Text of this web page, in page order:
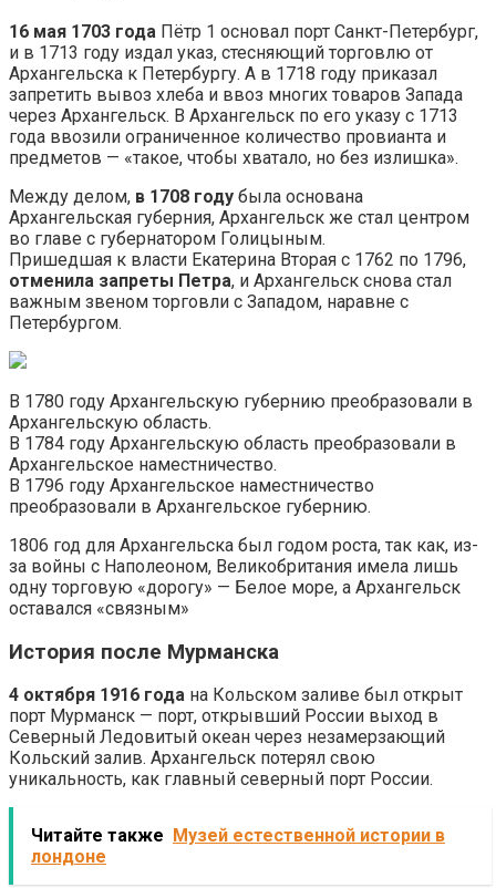
16 мая 1703 года Пётр 1 основал порт Санкт-Петербург,
и в 1713 году издал указ, стесняющий торговлю от
Архангельска к Петербургу. А в 1718 году приказал
запретить вывоз хлеба и ввоз многих товаров Запада
через Архангельск. В Архангельск по его указу с 1713
года ввозили ограниченное количество провианта и
предметов — «такое, чтобы хватало, но без излишка».
Между делом, в 1708 году была основана
Архангельская губерния, Архангельск же стал центром
во главе с губернатором Голицыным.
Пришедшая к власти Екатерина Вторая с 1762 по 1796,
отменила запреты Петра, и Архангельск снова стал
важным звеном торговли с Западом, наравне с
Петербургом.
В 1780 году Архангельскую губернию преобразовали в
Архангельскую область.
В 1784 году Архангельскую область преобразовали в
Архангельское наместничество.
В 1796 году Архангельское наместничество
преобразовали в Архангельское губернию.
1806 год для Архангельска был годом роста, так как, из-
за войны с Наполеоном, Великобритания имела лишь
одну торговую «дорогу» — Белое море, а Архангельск
оставался «связным»
История после Мурманска
4 октября 1916 года на Кольском заливе был открыт
порт Мурманск — порт, открывший России выход в
Северный Ледовитый океан через незамерзающий
Кольский залив. Архангельск потерял свою
уникальность, как главный северный порт России.
Читайте также
Музей естественной истории в
лондоне